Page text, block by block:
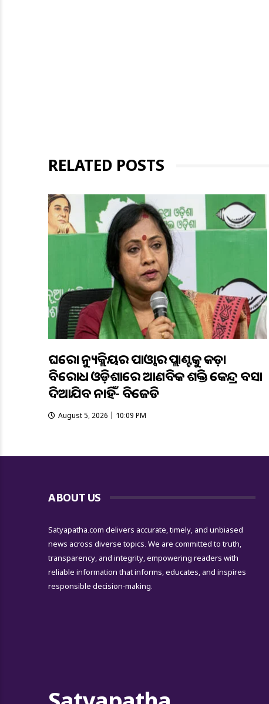
RELATED POSTS
ଘରୋଇ ନ୍ୟୁକ୍ଲିୟର ପାଓ୍ବାର ପ୍ଲାଣ୍ଟକୁ କଡ଼ା
ବିରୋଧ ଓଡ଼ିଶାରେ ଆଣବିକ ଶକ୍ତି କେନ୍ଦ୍ର ବସାଇ
ଦିଆଯିବ ନାହିଁ- ବିଜେଡି
August 5, 2026 | 10:09 PM
ABOUT US
Satyapatha.com delivers accurate, timely, and unbiased
news across diverse topics. We are committed to truth,
transparency, and integrity, empowering readers with
reliable information that informs, educates, and inspires
responsible decision-making.